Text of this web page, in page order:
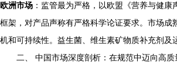
欧洲市场 ：监管最为严格，以欧盟《营养与健康
框架，对产品声称有严格科学论证要求。市场成
机和可持续性。益生菌、维生素矿物质补充剂及
二、 中国市场深度剖析：在规范中迈向高质